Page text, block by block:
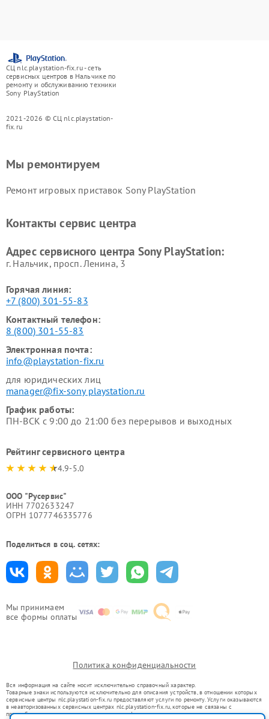
СЦ nlc.playstation-fix.ru - сеть
сервисных центров в Нальчике по
ремонту и обслуживанию техники
Sony PlayStation
2021-2026 © СЦ nlc.playstation-
fix.ru
Мы принимаем
все формы оплаты
Мы ремонтируем
Ремонт игровых приставок Sony PlayStation
Контакты сервис центра
Адрес сервисного центра Sony PlayStation:
г. Нальчик, просп. Ленина, 3
Горячая линия:
+7 (800) 301-55-83
Контактный телефон:
8 (800) 301-55-83
Электронная почта:
info@playstation-fix.ru
для юридических лиц
manager@fix-sony playstation.ru
График работы:
ПН-ВСК с 9:00 до 21:00 без перерывов и выходных
Рейтинг сервисного центра
4.9-5.0
ООО "Русервис"
ИНН 7702633247
ОГРН 1077746335776
Поделиться в соц. сетях:
Политика конфиденциальности
Вся информация на сайте носит исключительно справочный характер.
Товарные знаки используются исключительно для описания устройств, в отношении которых
сервисные центры nlc.playstation-fix.ru предоставляют услуги по ремонту. Услуги оказываются
в неавторизованных сервисных центрах nlc.playstation-fix.ru, которые не связаны с
правообладателями товарных знаков или их официальными представителями.